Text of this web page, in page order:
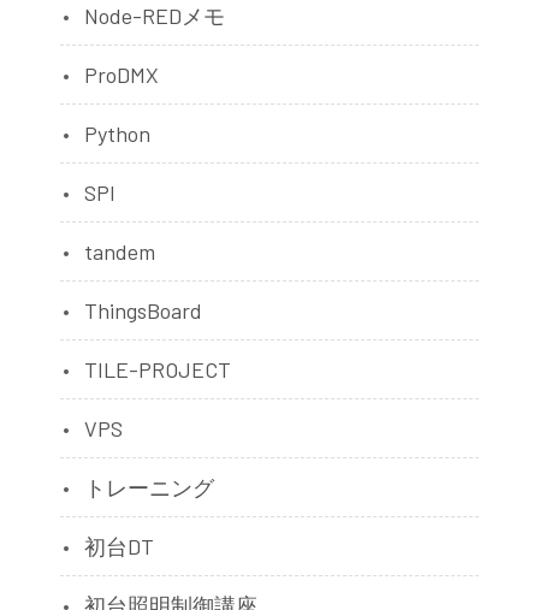
Node-REDメモ
ProDMX
Python
SPI
tandem
ThingsBoard
TILE-PROJECT
VPS
トレーニング
初台DT